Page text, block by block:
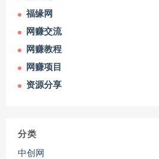
福缘网
网赚交流
网赚教程
网赚项目
资源分享
分类
中创网